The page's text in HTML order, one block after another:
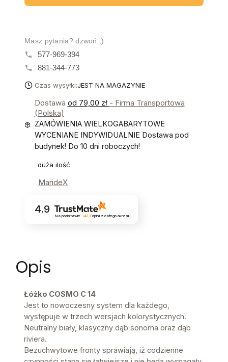
Masz pytania? dzwoń :)
577-969-394
881-344-773
Czas wysyłki:JEST NA MAGAZYNIE
Dostawa od 79,00 zł - Firma Transportowa
(Polska)
ZAMÓWIENIA WIELKOGABARYTOWE
WYCENIANE INDYWIDUALNIE Dostawa pod
budynek! Do 10 dni roboczych!
duża ilość
MarideX
4.9
Na podstawie 1413 opinii z całego okresu
Opis
Łóżko COSMO C 14
Jest to nowoczesny system dla każdego,
występuje w trzech wersjach kolorystycznych.
Neutralny biały, klasyczny dąb sonoma oraz dąb
riviera.
Bezuchwytowe fronty sprawiają, iż codzienne